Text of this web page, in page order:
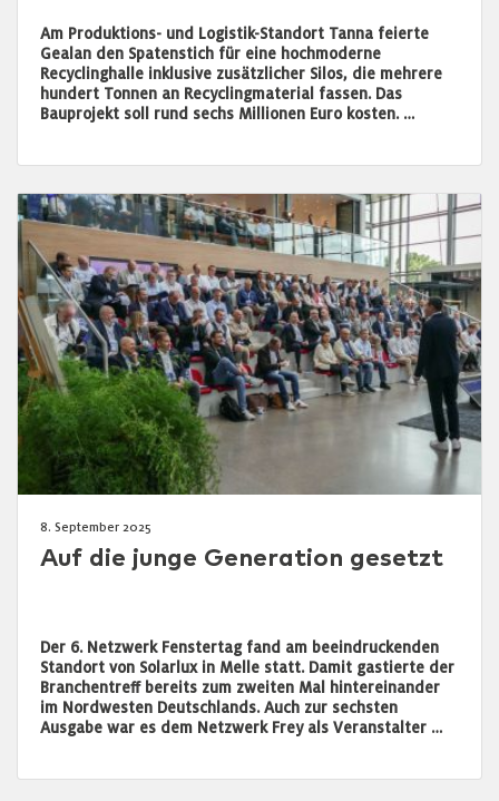
Am Produktions- und Logistik-Standort Tanna feierte
Gealan den Spatenstich für eine hochmoderne
Recyclinghalle inklusive zusätzlicher Silos, die mehrere
hundert Tonnen an Recyclingmaterial fassen. Das
Bauprojekt soll rund sechs Millionen Euro kosten. …
8. September 2025
Auf die junge Generation gesetzt
Der 6. Netzwerk Fenstertag fand am beeindruckenden
Standort von Solarlux in Melle statt. Damit gastierte der
Branchentreff bereits zum zweiten Mal hintereinander
im Nordwesten Deutschlands. Auch zur sechsten
Ausgabe war es dem Netzwerk Frey als Veranstalter …